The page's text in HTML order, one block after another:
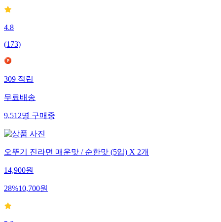
4.8
(173)
309적립
무료배송
9,512명구매중
오뚜기 진라면 매운맛 / 순한맛 (5입) X 2개
14,900원
28%10,700원